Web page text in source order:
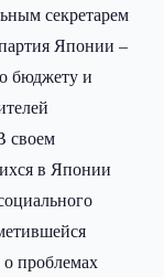
секретарем
Японии –
бюджету и
своем
в Японии
о проблемах